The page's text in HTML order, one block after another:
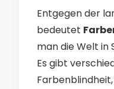
Entgegen der
bedeutet
man die Welt in
Es gibt